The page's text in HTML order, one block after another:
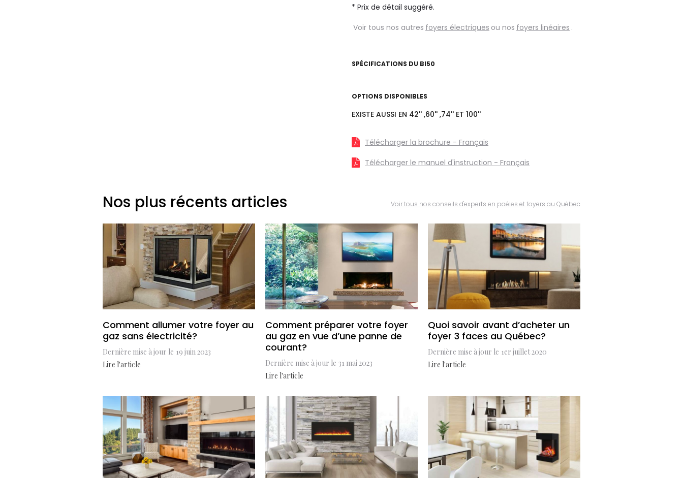
* Prix de détail suggéré.
Voir tous nos autres foyers électriques ou nos foyers linéaires .
SPÉCIFICATIONS DU BI50
OPTIONS DISPONIBLES
EXISTE AUSSI EN 42'' ,60'' ,74'' ET 100''
Télécharger la brochure - Français
Télécharger le manuel d'instruction - Français
Nos plus récents articles Voir tous nos conseils d'experts en poêles et foyers au Québec
Comment allumer votre foyer au
gaz sans électricité?
Dernière mise à jour le 19 juin 2023
Lire l'article
Comment préparer votre foyer
au gaz en vue d’une panne de
courant?
Dernière mise à jour le 31 mai 2023
Lire l'article
Quoi savoir avant d’acheter un
foyer 3 faces au Québec?
Dernière mise à jour le 1er juillet 2020
Lire l'article